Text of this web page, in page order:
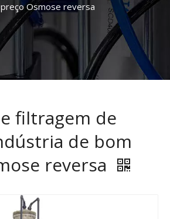
Osmose reversa
filtragem de
de bom
reversa